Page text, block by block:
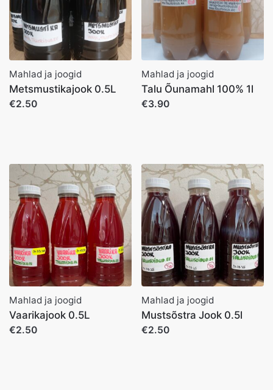
Mahlad ja joogid
Metsmustikajook 0.5L
€2.50
Mahlad ja joogid
Talu Õunamahl 100% 1l
€3.90
Mahlad ja joogid
Vaarikajook 0.5L
€2.50
Mahlad ja joogid
Mustsõstra Jook 0.5l
€2.50